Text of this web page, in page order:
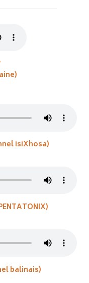
isiXhosa)
balinais)